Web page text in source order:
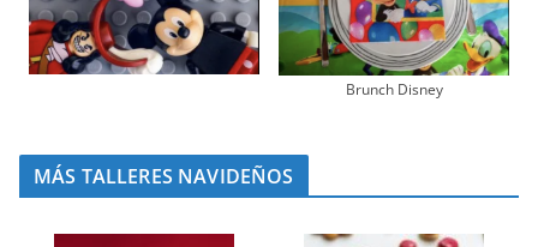
Brunch Disney
MÁS TALLERES NAVIDEÑOS